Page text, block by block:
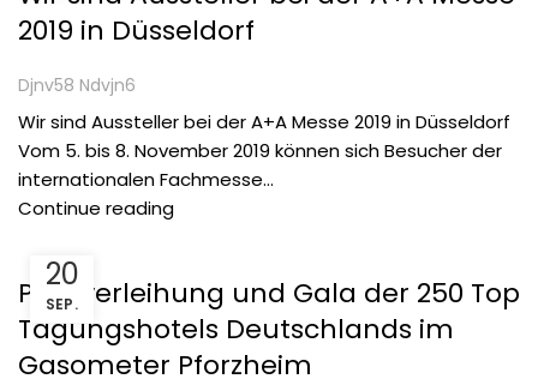
2019 in Düsseldorf
Djnv58 Ndvjn6
Wir sind Aussteller bei der A+A Messe 2019 in Düsseldorf
Vom 5. bis 8. November 2019 können sich Besucher der
internationalen Fachmesse...
Continue reading
20
SEP.
Preisverleihung und Gala der 250 Top
Tagungshotels Deutschlands im
Gasometer Pforzheim